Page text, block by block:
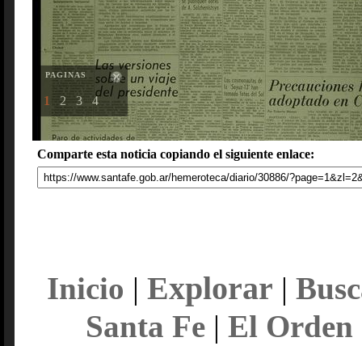
PAGINAS
1 2 3 4
Comparte esta noticia copiando el siguiente enlace:
Inicio | Explorar |
Santa Fe| El Orden